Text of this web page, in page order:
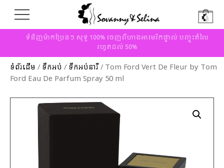
ទំនិញម៉ាកប្រែនៗ សុទ្ធ 100% ចេញពីហាងអាមេរិកផ្ទាល់ បញ្ចុះតំលៃ
រហូតដល់ 50%
ទំព័រដើម / ទឹកអប់ / ទឹកអប់នារី/ Tom Ford Vert De Fleur by Tom
Ford Eau De Parfum Spray 50 ml